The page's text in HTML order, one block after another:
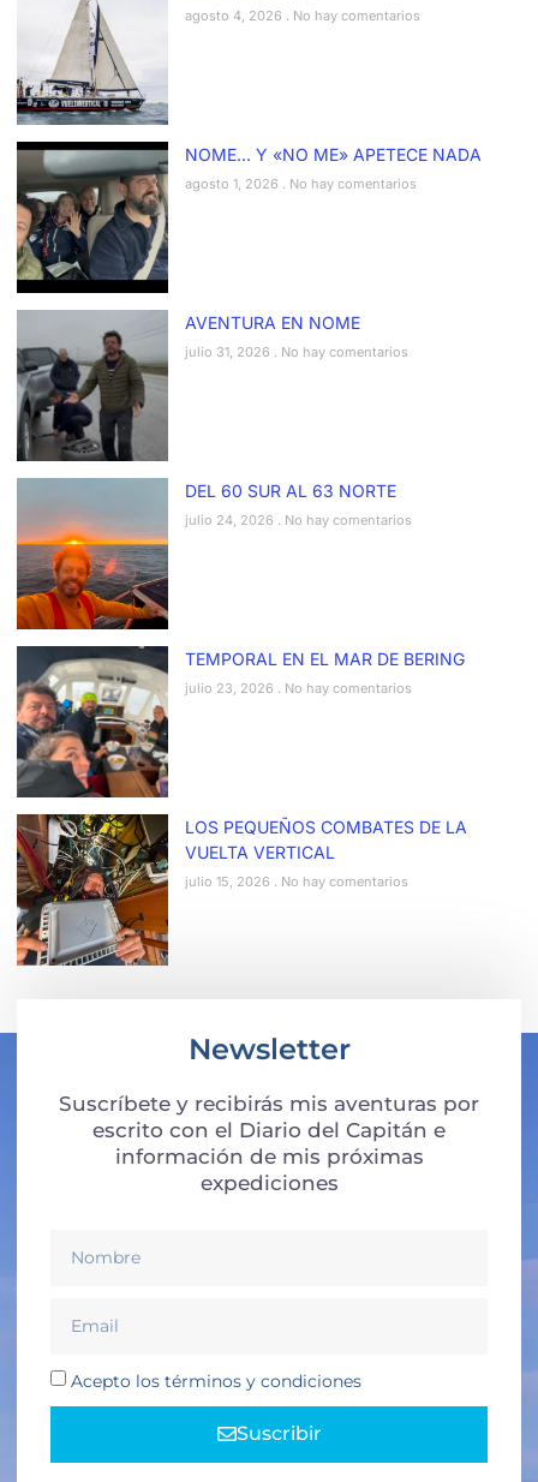
agosto 4, 2026 No hay comentarios
NOME… Y «NO ME» APETECE NADA
agosto 1, 2026 No hay comentarios
AVENTURA EN NOME
julio 31, 2026 No hay comentarios
DEL 60 SUR AL 63 NORTE
julio 24, 2026 No hay comentarios
TEMPORAL EN EL MAR DE BERING
julio 23, 2026 No hay comentarios
LOS PEQUEÑOS COMBATES DE LA
VUELTA VERTICAL
julio 15, 2026 No hay comentarios
Newsletter
Suscríbete y recibirás mis aventuras por
escrito con el Diario del Capitán e
información de mis próximas
expediciones
Acepto los términos y condiciones
Suscribir